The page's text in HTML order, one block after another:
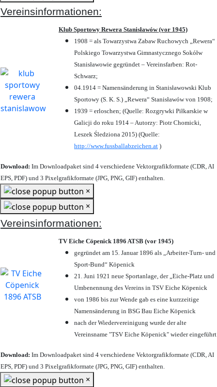
Vereinsinformationen:
Klub Sportowy Rewera Stanisławów (vor 1945)
1908 = als Towarzystwa Zabaw Ruchowych „Rewera“
Polskiego Towarzystwa Gimnastycznego Sokółw
Stanisławowie gegründet – Vereinsfarben: Rot-
Schwarz;
04.1914 = Namensänderung in Stanisławowski Klub
Sportowy (S. K. S.) „Rewera“ Stanisławów von 1908;
1939 = erloschen; (Quelle: Rozgrywki Piłkarskie w
Galicji do roku 1914 – Autorzy: Piotr Chomicki,
Leszek Śledziona 2015) (Quelle:
http://www.fussballabzeichen.at )
Download: Im Downloadpaket sind 4 verschiedene Vektorgrafikformate (CDR, AI
EPS, PDF) und 3 Pixelgrafikformate (JPG, PNG, GIF) enthalten.
×
×
Vereinsinformationen:
TV Eiche Cöpenick 1896 ATSB (vor 1945)
gegründet am 15. Januar 1896 als „Arbeiter-Turn- und
Sport-Bund“ Köpenick
21. Juni 1921 neue Sportanlage, der „Eiche-Platz und
Umbenennung des Vereins in TSV Eiche Köpenick
von 1986 bis zur Wende gab es eine kurzzeitige
Namensänderung in BSG Bau Eiche Köpenick
nach der Wiedervereinigung wurde der alte
Vereinsname "TSV Eiche Köpenick" wieder eingeführt
Download: Im Downloadpaket sind 4 verschiedene Vektorgrafikformate (CDR, AI
EPS, PDF) und 3 Pixelgrafikformate (JPG, PNG, GIF) enthalten.
×